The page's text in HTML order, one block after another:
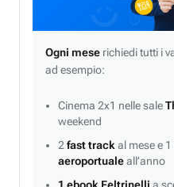
Ogni mese richiedi tutti i
ad esempio:
Cinema 2x1 nelle sale
weekend
2 fast track al mese e
aeroportualeall’anno
1 ebook Feltrinelli a